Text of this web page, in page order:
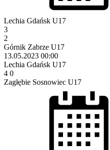
Lechia Gdańsk U17
3
2
Górnik Zabrze U17
13.05.2023 00:00
Lechia Gdańsk U17
4 0
Zagłębie Sosnowiec U17